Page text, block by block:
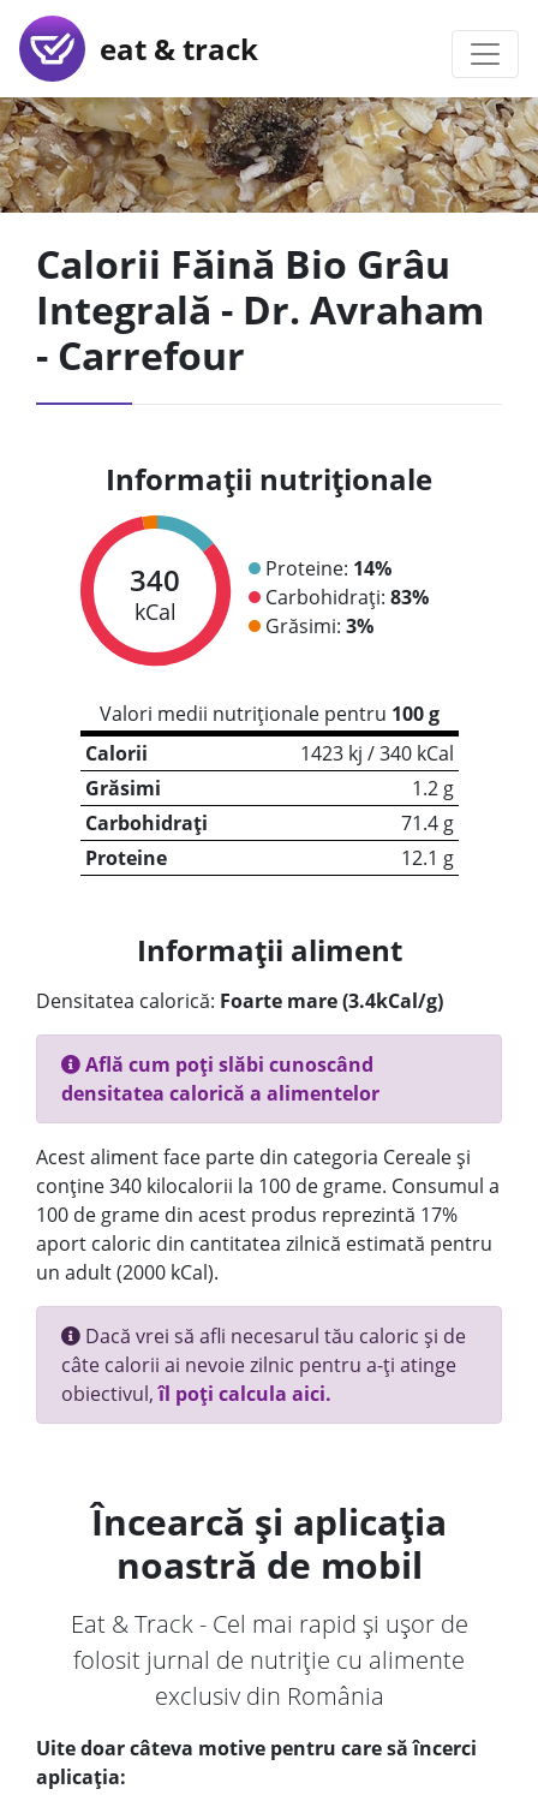
eat & track
Calorii Făină Bio Grâu
Integrală - Dr. Avraham
- Carrefour
Informații nutriționale
340
kCal
Proteine: 14%
Carbohidrați: 83%
Grăsimi: 3%
Valori medii nutriționale pentru 100 g
Calorii
1423 kj / 340 kCal
Grăsimi
1.2 g
Carbohidrați
71.4 g
Proteine
12.1 g
Informații aliment
Densitatea calorică: Foarte mare (3.4kCal/g)
Află cum poți slăbi cunoscând
densitatea calorică a alimentelor
Acest aliment face parte din categoria Cereale și
conține 340 kilocalorii la 100 de grame. Consumul a
100 de grame din acest produs reprezintă 17%
aport caloric din cantitatea zilnică estimată pentru
un adult (2000 kCal).
Dacă vrei să afli necesarul tău caloric și de
câte calorii ai nevoie zilnic pentru a-ți atinge
obiectivul,îl poți calcula aici.
Încearcă și aplicația
noastră de mobil
Eat & Track - Cel mai rapid și ușor de
folosit jurnal de nutriție cu alimente
exclusiv din România
Uite doar câteva motive pentru care să încerci
aplicația: